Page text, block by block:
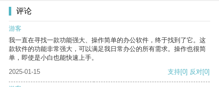
评论
游客
我一直在寻找一款功能强大、操作简单的办公软件，终于找到了它。这
款软件的功能非常强大，可以满足我日常办公的所有需求。操作也很简
单，即使是小白也能快速上手。
2025-01-15
支持[0] 反对[0]